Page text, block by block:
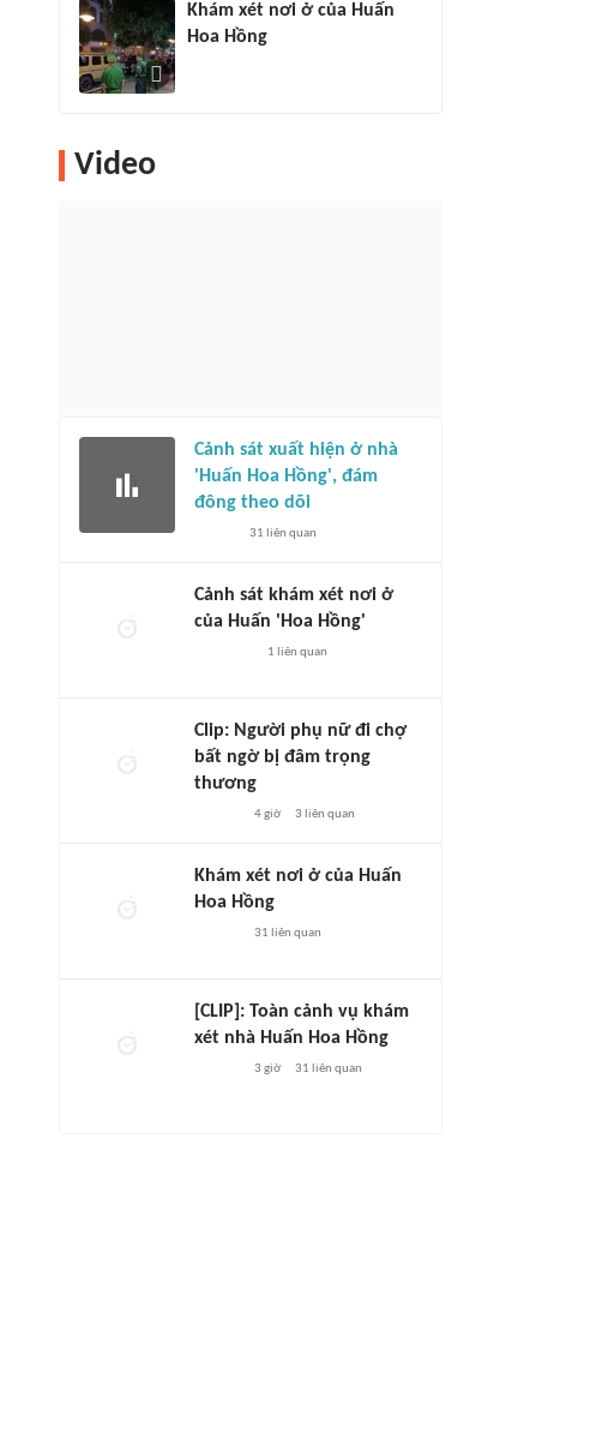
Khám xét nơi ở của Huấn
Hoa Hồng
Video
Cảnh sát xuất hiện ở nhà
'Huấn Hoa Hồng', đám
đông theo dõi
31 liên quan
Cảnh sát khám xét nơi ở
của Huấn 'Hoa Hồng'
1 liên quan
Clip: Người phụ nữ đi chợ
bất ngờ bị đâm trọng
thương
4 giờ 3 liên quan
Khám xét nơi ở của Huấn
Hoa Hồng
31 liên quan
[CLIP]: Toàn cảnh vụ khám
xét nhà Huấn Hoa Hồng
3 giờ 31 liên quan